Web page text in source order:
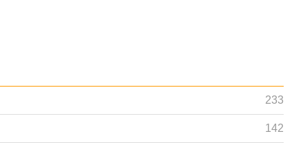
233
142